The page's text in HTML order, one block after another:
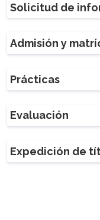
Solicitud de
Admisión y
Prácticas
Evaluación
Expedición de